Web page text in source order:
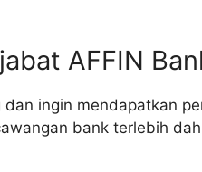
AFFIN
ingin mendapatkan
bank terlebih